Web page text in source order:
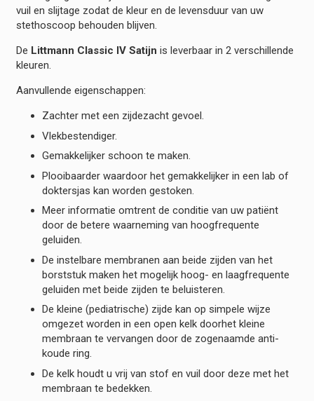
vuil en slijtage zodat de kleur en de levensduur van uw
stethoscoop behouden blijven.
De Littmann Classic IV Satijn is leverbaar in 2 verschillende
kleuren.
Aanvullende eigenschappen:
Zachter met een zijdezacht gevoel.
Vlekbestendiger.
Gemakkelijker schoon te maken.
Plooibaarder waardoor het gemakkelijker in een lab of
doktersjas kan worden gestoken.
Meer informatie omtrent de conditie van uw patiënt
door de betere waarneming van hoogfrequente
geluiden.
De instelbare membranen aan beide zijden van het
borststuk maken het mogelijk hoog- en laagfrequente
geluiden met beide zijden te beluisteren.
De kleine (pediatrische) zijde kan op simpele wijze
omgezet worden in een open kelk doorhet kleine
membraan te vervangen door de zogenaamde anti-
koude ring.
De kelk houdt u vrij van stof en vuil door deze met het
membraan te bedekken.